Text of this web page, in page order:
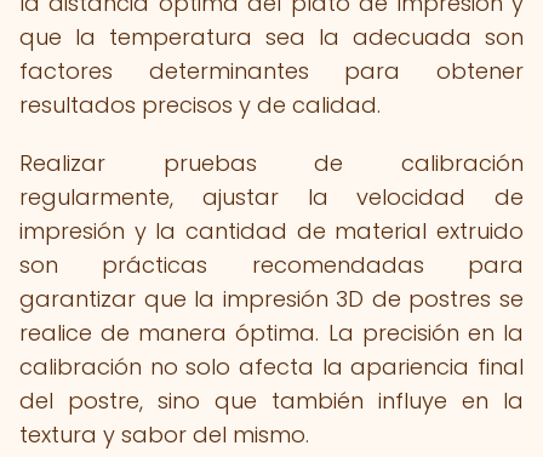
que la temperatura sea la adecuada son
factores determinantes para obtener
resultados precisos y de calidad.
Realizar pruebas de calibración
regularmente, ajustar la velocidad de
impresión y la cantidad de material extruido
son prácticas recomendadas para
garantizar que la impresión 3D de postres se
realice de manera óptima. La precisión en la
calibración no solo afecta la apariencia final
del postre, sino que también influye en la
textura y sabor del mismo.